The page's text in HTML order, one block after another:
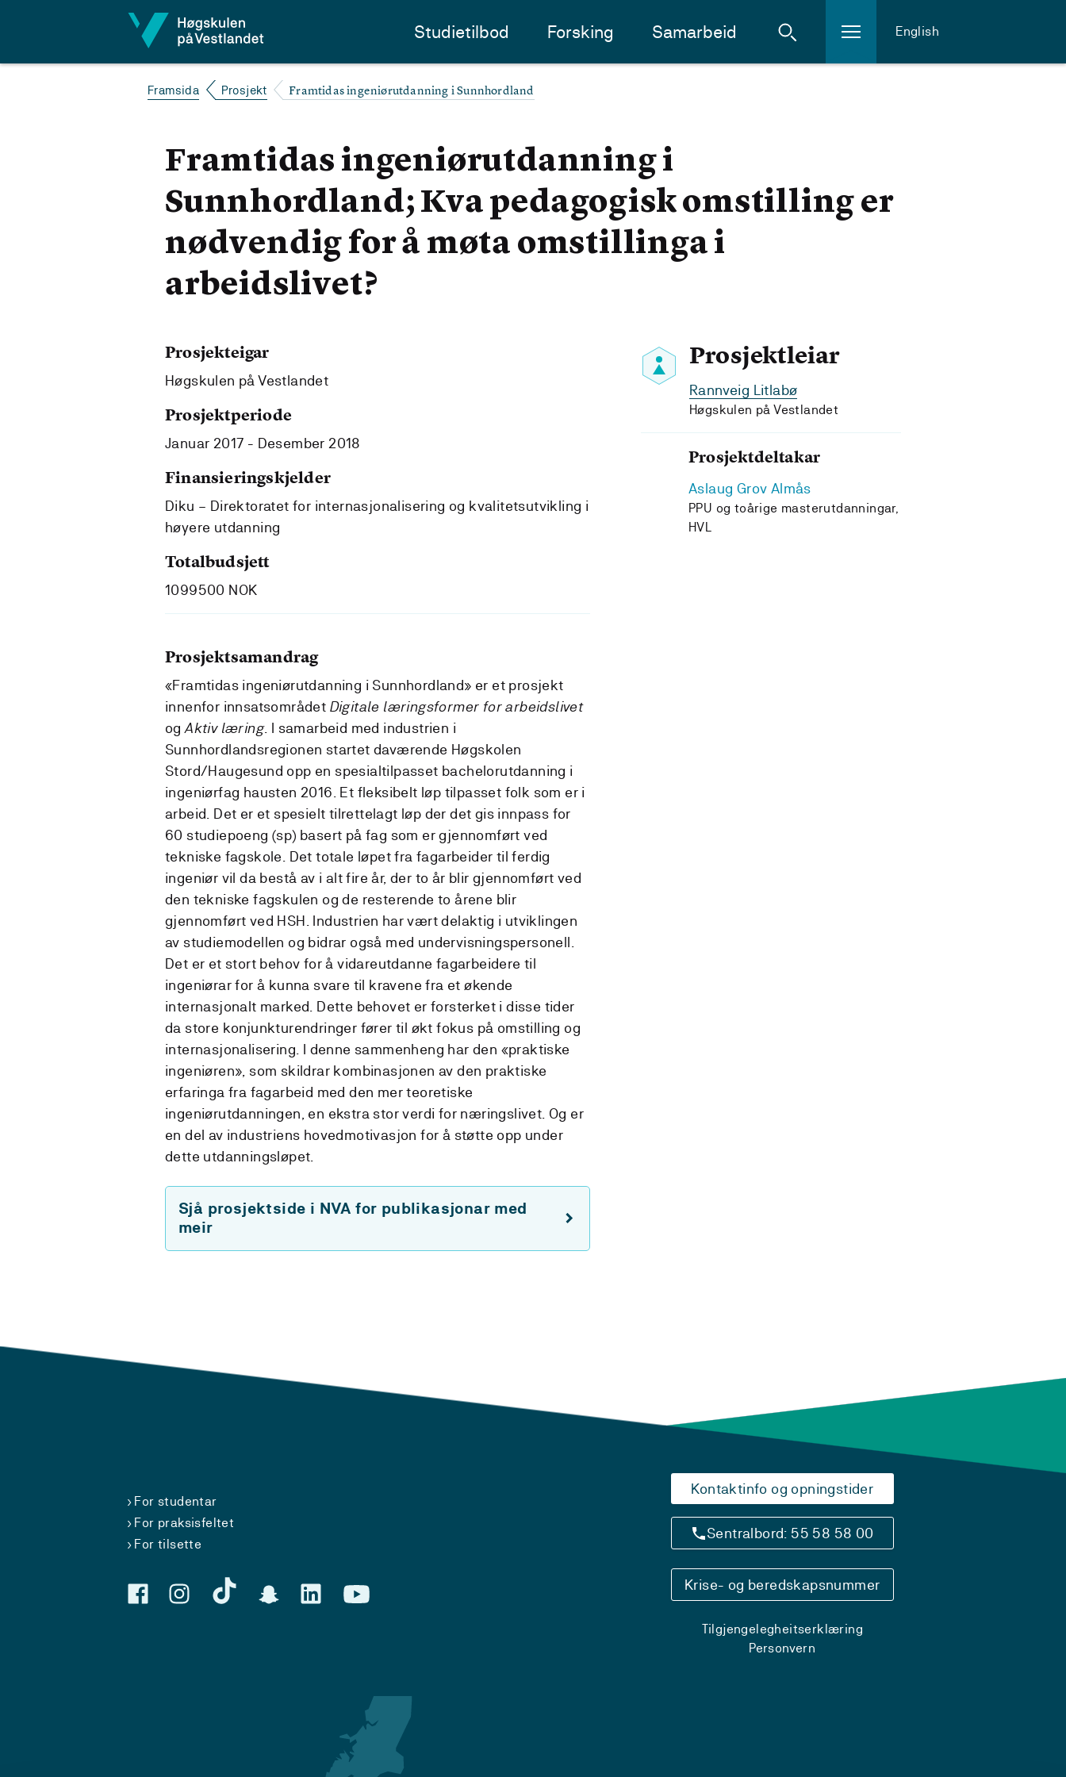
Studietilbod Forsking Samarbeid English
Framsida Prosjekt Framtidas ingeniørutdanning i Sunnhordland
Framtidas ingeniørutdanning i
Sunnhordland; Kva pedagogisk omstilling er
nødvendig for å møta omstillinga i
arbeidslivet?
Prosjektleiar
Rannveig Litlabø
Høgskulen på Vestlandet
Prosjektdeltakar
Aslaug Grov Almås
PPU og toårige masterutdanningar,
HVL
Prosjekteigar
Høgskulen på Vestlandet
Prosjektperiode
Januar 2017 - Desember 2018
Finansieringskjelder
Diku – Direktoratet for internasjonalisering og kvalitetsutvikling i
høyere utdanning
Totalbudsjett
1099500 NOK
Prosjektsamandrag
«Framtidas ingeniørutdanning i Sunnhordland» er et prosjekt
innenfor innsatsområdet Digitale læringsformer for arbeidslivet
ogAktiv læring. I samarbeid med industrien i
Sunnhordlandsregionen startet daværende Høgskolen
Stord/Haugesund opp en spesialtilpasset bachelorutdanning i
ingeniørfag hausten 2016. Et fleksibelt løp tilpasset folk som er i
arbeid. Det er et spesielt tilrettelagt løp der det gis innpass for
60 studiepoeng (sp) basert på fag som er gjennomført ved
tekniske fagskole. Det totale løpet fra fagarbeider til ferdig
ingeniør vil da bestå av i alt fire år, der to år blir gjennomført ved
den tekniske fagskulen og de resterende to årene blir
gjennomført ved HSH. Industrien har vært delaktig i utviklingen
av studiemodellen og bidrar også med undervisningspersonell.
Det er et stort behov for å vidareutdanne fagarbeidere til
ingeniørar for å kunna svare til kravene fra et økende
internasjonalt marked. Dette behovet er forsterket i disse tider
da store konjunkturendringer fører til økt fokus på omstilling og
internasjonalisering. I denne sammenheng har den «praktiske
ingeniøren», som skildrar kombinasjonen av den praktiske
erfaringa fra fagarbeid med den mer teoretiske
ingeniørutdanningen, en ekstra stor verdi for næringslivet. Og er
en del av industriens hovedmotivasjon for å støtte opp under
dette utdanningsløpet.
Sjå prosjektside i NVA for publikasjonar med
meir
For studentar
For praksisfeltet
For tilsette
Kontaktinfo og opningstider
Sentralbord: 55 58 58 00
Krise- og beredskapsnummer
Tilgjengelegheitserklæring
Personvern